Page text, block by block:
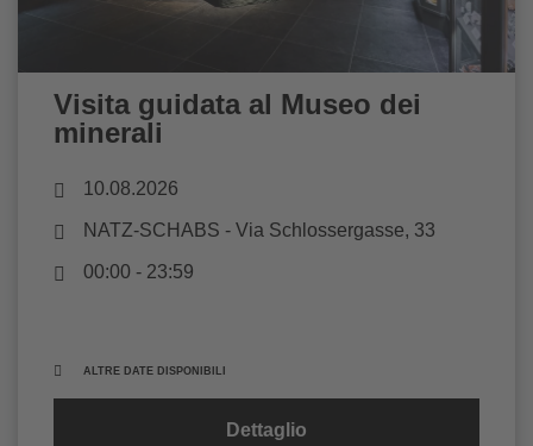
Visita guidata al Museo dei
minerali
10.08.2026
NATZ-SCHABS - Via Schlossergasse, 33
00:00 - 23:59
ALTRE DATE DISPONIBILI
Dettaglio